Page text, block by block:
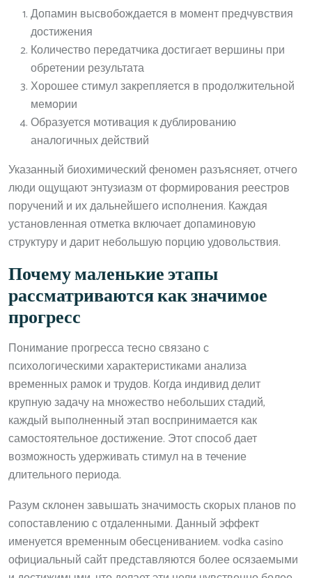
Допамин высвобождается в момент предчувствия
достижения
Количество передатчика достигает вершины при
обретении результата
Хорошее стимул закрепляется в продолжительной
мемории
Образуется мотивация к дублированию
аналогичных действий
Указанный биохимический феномен разъясняет, отчего
люди ощущают энтузиазм от формирования реестров
поручений и их дальнейшего исполнения. Каждая
установленная отметка включает допаминовую
структуру и дарит небольшую порцию удовольствия.
Почему маленькие этапы
рассматриваются как значимое
прогресс
Понимание прогресса тесно связано с
психологическими характеристиками анализа
временных рамок и трудов. Когда индивид делит
крупную задачу на множество небольших стадий,
каждый выполненный этап воспринимается как
самостоятельное достижение. Этот способ дает
возможность удерживать стимул на в течение
длительного периода.
Разум склонен завышать значимость скорых планов по
сопоставлению с отдаленными. Данный эффект
именуется временным обесцениванием. vodka casino
официальный сайт представляются более осязаемыми